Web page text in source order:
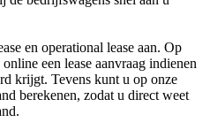
en operational lease aan. Op
een lease aanvraag indienen
krijgt. Tevens kunt u op onze
berekenen, zodat u direct weet